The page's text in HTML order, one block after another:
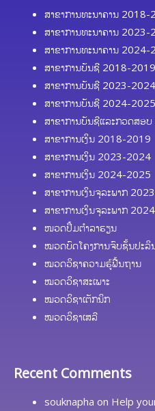
ສາຂາການທະນາຄານ 2018-
ສາຂາການທະນາຄານ 2023-
ສາຂາການທະນາຄານ 2024-
ສາຂາການບັນຊີ 2018-2019
ສາຂາການບັນຊີ 2023-2024
ສາຂາການບັນຊີ 2024-2025
ສາຂາການບັນຊີແລະກວດສອ
ສາຂາການເງິນ 2018-2019
ສາຂາການເງິນ 2023-2024
ສາຂາການເງິນ 2024-2025
ສາຂາການເງິນຈຸລະພາກ
ສາຂາການເງິນຈຸລະພາກ
ໜວດປຶ້ມຕຳລາຮຽນ
ໝວດບົດໂຄງການຈົບຊັ້ນປະລິ
ໝວດວິຊາຄວາມຮູ້ຟື້ນຖານ
ໝວດວິຊາສະເພາະ
ໝວດວິຊາເຕັກນິກ
ໝວດວິຊາເສລີ
Recent Comments
souknapha on Help